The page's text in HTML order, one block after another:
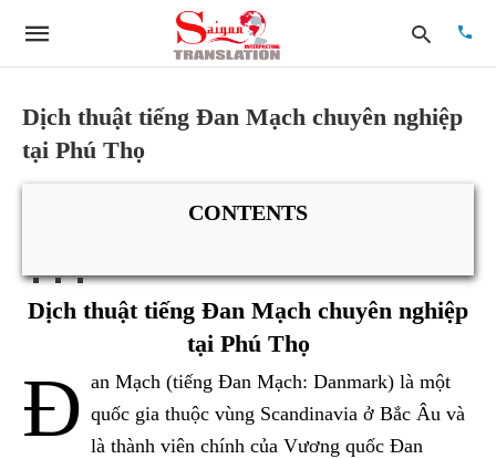
your
enter:
Dịch thuật tiếng Đan Mạch chuyên nghiệp
tại Phú Thọ
CONTENTS
Dịch thuật tiếng Đan Mạch chuyên nghiệp
tại Phú Thọ
Đ an Mạch (tiếng Đan Mạch: Danmark) là một
quốc gia thuộc vùng Scandinavia ở Bắc Âu và
là thành viên chính của Vương quốc Đan